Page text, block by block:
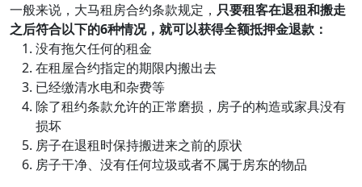
一般来说，大马租房合约条款规定， 只要租客在退租和搬走
之后符合以下的6种情况，就可以获得全额抵押金退款：
没有拖欠任何的租金
在租屋合约指定的期限内搬出去
已经缴清水电和杂费等
除了租约条款允许的正常磨损，房子的构造或家具没有
损坏
房子在退租时保持搬进来之前的原状
房子干净、没有任何垃圾或者不属于房东的物品